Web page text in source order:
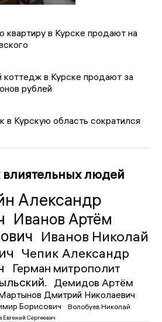
в Курске продают на
в Курске продают за
рублей
в Курскую область сократился
людей
Александр
Иванов Артём
Иванов Николай
Чепик Александр
Герман митрополит
Демидов Артём
Дмитрий Николаевич
Борисович
Волобуев Николай
Евгений Сергеевич